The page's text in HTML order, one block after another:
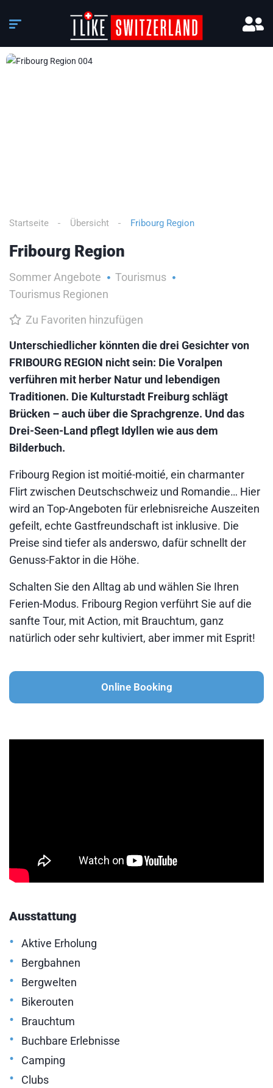
Startseite Übersicht Fribourg Region
Fribourg Region
Sommer Angebote
Tourismus
Tourismus Regionen
Zu Favoriten hinzufügen
Unterschiedlicher könnten die drei Gesichter von
FRIBOURG REGION nicht sein: Die Voralpen
verführen mit herber Natur und lebendigen
Traditionen. Die Kulturstadt Freiburg schlägt
Brücken – auch über die Sprachgrenze. Und das
Drei-Seen-Land pflegt Idyllen wie aus dem
Bilderbuch.
Fribourg Region ist moitié-moitié, ein charmanter
Flirt zwischen Deutschschweiz und Romandie… Hier
wird an Top-Angeboten für erlebnisreiche Auszeiten
gefeilt, echte Gastfreundschaft ist inklusive. Die
Preise sind tiefer als anderswo, dafür schnellt der
Genuss-Faktor in die Höhe.
Schalten Sie den Alltag ab und wählen Sie Ihren
Ferien-Modus. Fribourg Region verführt Sie auf die
sanfte Tour, mit Action, mit Brauchtum, ganz
natürlich oder sehr kultiviert, aber immer mit Esprit!
Online Booking
Ausstattung
• Aktive Erholung
• Bergbahnen
• Bergwelten
• Bikerouten
• Brauchtum
• Buchbare Erlebnisse
• Camping
• Clubs